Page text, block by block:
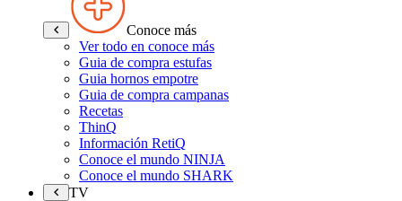
Conoce más
Ver todo en conoce más
Guia de compra estufas
Guia hornos empotre
Guia de compra campanas
Recetas
ThinQ
Información RetiQ
Conoce el mundo NINJA
Conoce el mundo SHARK
TV